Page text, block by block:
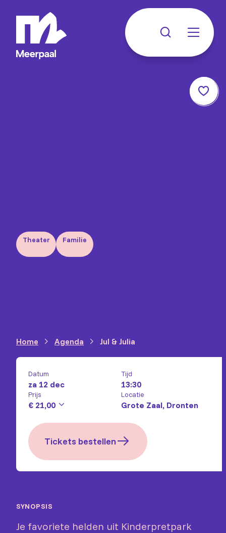
Theater Familie
Home Agenda Jul & Julia
Datum
za 12 dec
Tijd
13:30
Prijs
€ 21,00
Locatie
Grote Zaal, Dronten
Tickets bestellen
SYNOPSIS
Je favoriete helden uit Kinderpretpark